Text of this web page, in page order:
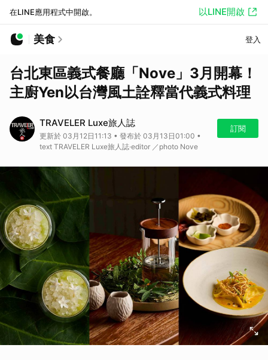
在LINE應用程式中開啟。 以LINE開啟
美食 登入
台北東區義式餐廳「Nove」3月開幕！
主廚Yen以台灣風土詮釋當代義式料理
TRAVELER Luxe旅人誌
更新於 03月12日11:13 • 發布於 03月13日01:00 •
text TRAVELER Luxe旅人誌·editor ／photo Nove
訂閱